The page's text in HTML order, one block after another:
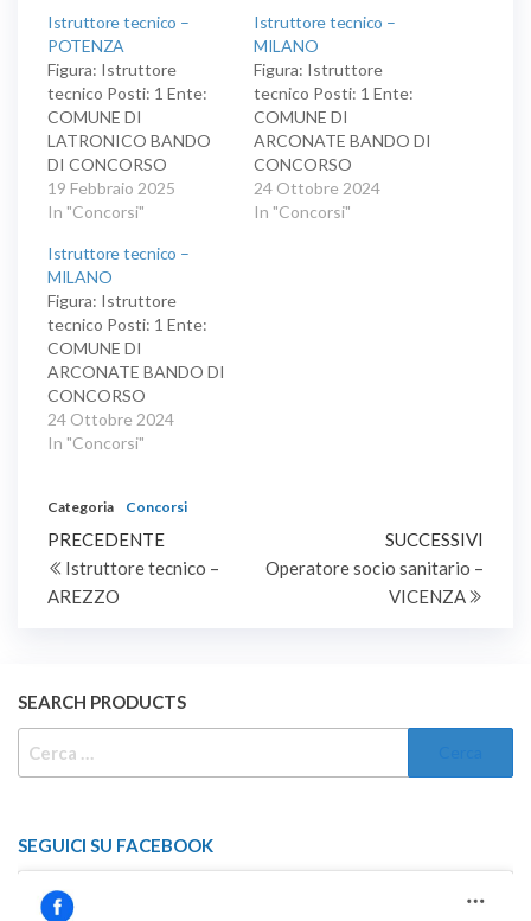
Istruttore tecnico –
POTENZA
Figura: Istruttore
tecnico Posti: 1 Ente:
COMUNE DI
LATRONICO BANDO
DI CONCORSO
PUBBLICO, PER TITOLI
ED ESAMI, PER LA
POSTO DI
ISTRUTTORE
TECNICO
(GEOMETRA), A
TEMPO PIENO ED
INDETERMINATO,
INQUADRAMENTO
NELL’AREA DEGLI
ISTRUTTORI (EX CAT.
CCNL FUNZIONI
LOCALI
19 Febbraio 2025
In "Concorsi"
Istruttore tecnico –
MILANO
Figura: Istruttore
tecnico Posti: 1 Ente:
COMUNE DI
ARCONATE BANDO DI
CONCORSO
PUBBLICO PER ESAMI
PER LA COPERTURA DI
24 Ottobre 2024
In "Concorsi"
Istruttore tecnico –
MILANO
Figura: Istruttore
tecnico Posti: 1 Ente:
COMUNE DI
ARCONATE BANDO DI
CONCORSO
PUBBLICO PER ESAMI
PER LA COPERTURA DI
TECNICO – AREA
DEGLI ISTRUTTORI
(EX CAT. C) – A TEMPO
INDETERMINATO
24 Ottobre 2024
In "Concorsi"
Categoria Concorsi
Navigazione
articoli
Articolo
precedente
PRECEDENTE
Istruttore tecnico –
AREZZO
SUCCESSIVI
Operatore socio sanitario –
VICENZA
SEARCH PRODUCTS
SEGUICI SU FACEBOOK